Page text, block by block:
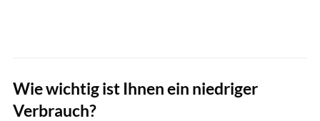
Wie wichtig ist Ihnen ein niedriger
Verbrauch?